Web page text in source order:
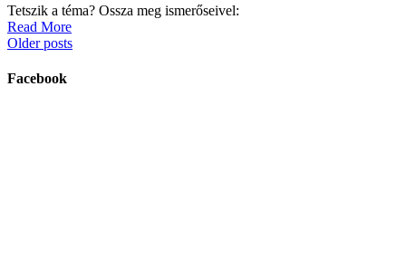
Tetszik a téma? Ossza meg ismerőseivel:
Read More
Older posts
Facebook